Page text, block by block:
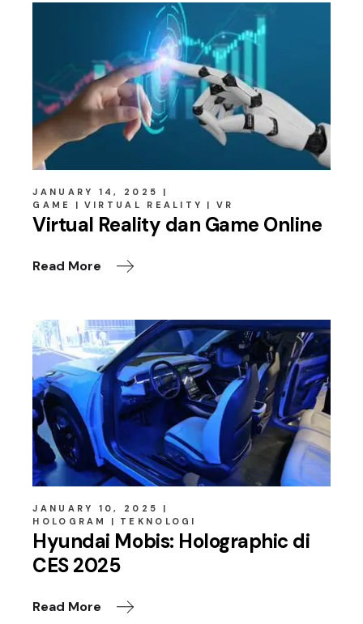
JANUARY 14, 2025
GAME
VIRTUAL REALITY VR
Virtual Reality dan Game Online
Read More
JANUARY 10, 2025
HOLOGRAM
TEKNOLOGI
Hyundai Mobis: Holographic di
CES 2025
Read More